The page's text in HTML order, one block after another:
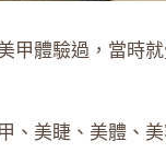
體驗過，當時
、美睫、美體、